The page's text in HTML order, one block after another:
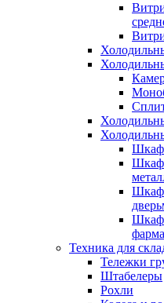
Техника для
Тележки
Штабелеры
Рохли